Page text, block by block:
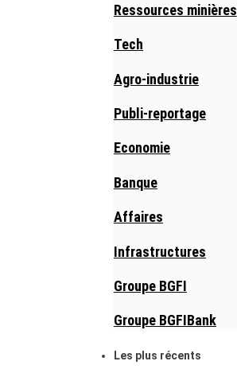
Ressources minières
Tech
Agro-industrie
Publi-reportage
Economie
Banque
Affaires
Infrastructures
Groupe BGFI
Groupe BGFIBank
Les plus récents